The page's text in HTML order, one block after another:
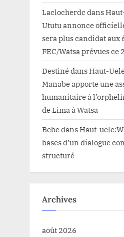
Laclocherdc dans
Ututu annonce
sera plus candidat aux
FEC/Watsa prévues ce
DestinédansHaut-
Manabe apporte une
humanitaire à
de Lima à Watsa
BebedansHaut-
bases d’un dialogue
structuré
Archives
août 2026